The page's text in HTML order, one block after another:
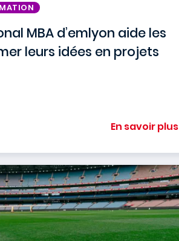
MBA d’emlyon aide les
leurs idées en projets
En savoir plus